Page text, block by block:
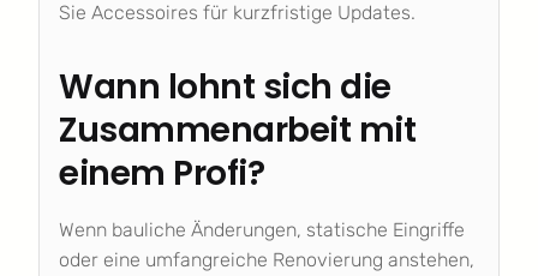
Sie Accessoires für kurzfristige Updates.
Wann lohnt sich die
Zusammenarbeit mit
einem Profi?
Wenn bauliche Änderungen, statische Eingriffe
oder eine umfangreiche Renovierung anstehen,